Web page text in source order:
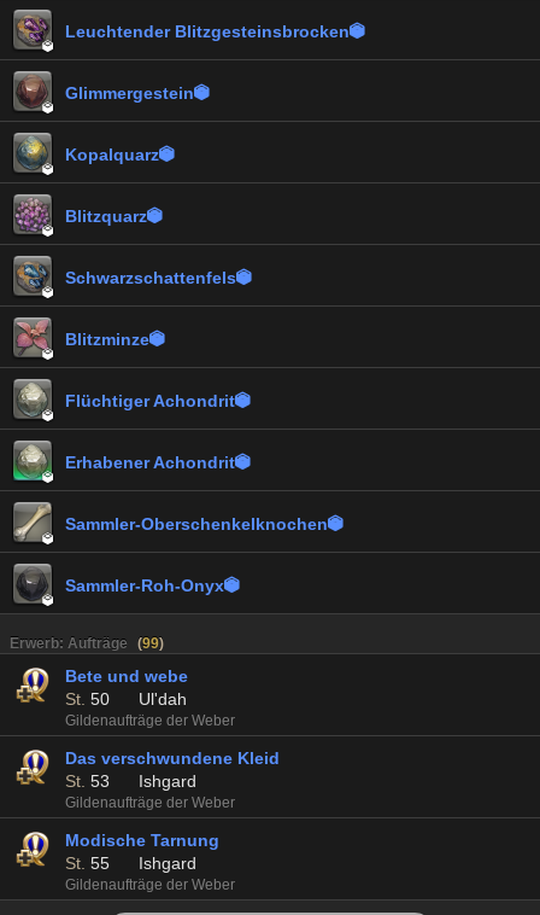

Leuchtender Blitzgesteinsbrocken

Glimmergestein

Kopalquarz

Blitzquarz

Schwarzschattenfels

Blitzminze

Flüchtiger Achondrit

Erhabener Achondrit

Sammler-Oberschenkelknochen

Sammler-Roh-Onyx
Erwerb: Aufträge (99)
Bete und webe
St. 50 Ul'dah
Gildenaufträge der Weber
Das verschwundene Kleid
St. 53 Ishgard
Gildenaufträge der Weber
Modische Tarnung
St. 55 Ishgard
Gildenaufträge der Weber